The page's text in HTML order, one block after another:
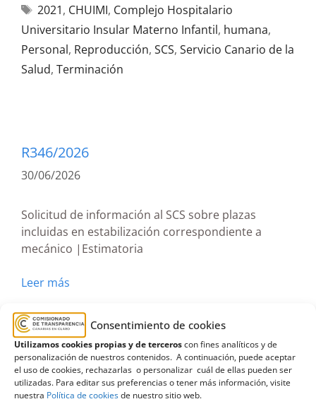
Consentimiento de cookies
Utilizamos cookies propias y de terceroscon fines analíticos y de
personalización de nuestros contenidos. A continuación, puede aceptar
el uso de cookies, rechazarlas o personalizar cuál de ellas pueden ser
utilizadas. Para editar sus preferencias o tener más información, visite
nuestra Política de cookiesde nuestro sitio web.
2021, CHUIMI, Complejo Hospitalario
Universitario Insular Materno Infantil, humana,
Personal, Reproducción, SCS, Servicio Canario de la
Salud, Terminación
R346/2026
30/06/2026
Solicitud de información al SCS sobre plazas
incluidas en estabilización correspondiente a
mecánico |Estimatoria
Leer más
Estabilización,Estimatoria,Lanzarote
mecánico,SCS,Servicio Canario de la Salud